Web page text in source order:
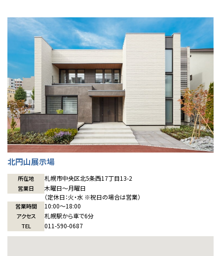
北円山展示場
所在地 札幌市中央区北5条西17丁目13-2
営業日
木曜日〜月曜日
（定休日：火・水 ※祝日の場合は営業）
営業時間 10:00〜18:00
アクセス 札幌駅から車で6分
TEL 011-590-0687